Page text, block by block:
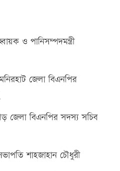
ও পানিসম্পদমন্ত্রী
জেলা বিএনপির
জেলা বিএনপির সদস্য সচিব
শাহজাহান চৌধুরী